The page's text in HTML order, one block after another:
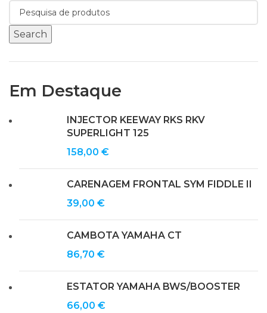
Search
Em Destaque
INJECTOR KEEWAY RKS RKV
SUPERLIGHT 125
158,00 €
CARENAGEM FRONTAL SYM FIDDLE II
39,00 €
CAMBOTA YAMAHA CT
86,70 €
ESTATOR YAMAHA BWS/BOOSTER
66,00 €